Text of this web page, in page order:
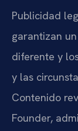
Publicidad
garantizan
diferente y
y las
Contenido
Founder,